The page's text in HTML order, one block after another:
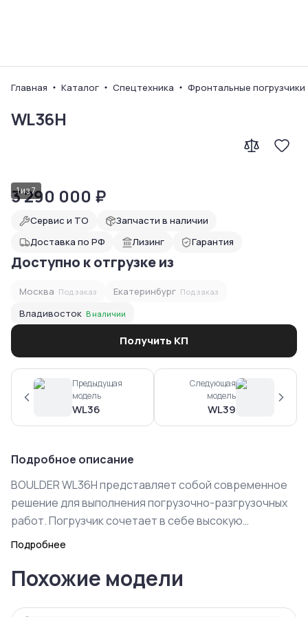
Главная Каталог Спецтехника Фронтальные погрузчики
WL36H
1из7
3 290 000 ₽
Сервис и ТО
Запчасти в наличии
Доставка по РФ
Лизинг Гарантия
Доступно к отгрузке из
Москва Под заказ Екатеринбург Под заказ
Владивосток В наличии
Получить КП
Предыдущая
модель
WL36
Следующая
модель
WL39
Подробное описание
BOULDER WL36H представляет собой современное
решение для выполнения погрузочно-разгрузочных
работ. Погрузчик сочетает в себе высокую
производительность и надежность, что делает его
складов и производственных территорий.
Ключевые преимущества
Мощность двигателя обеспечивает эффективную
Подробнее
Похожие модели